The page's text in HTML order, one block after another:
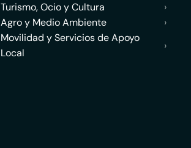
Turismo, Ocio y Cultura
›
Agro y Medio Ambiente
›
Movilidad y Servicios de Apoyo
Local
›